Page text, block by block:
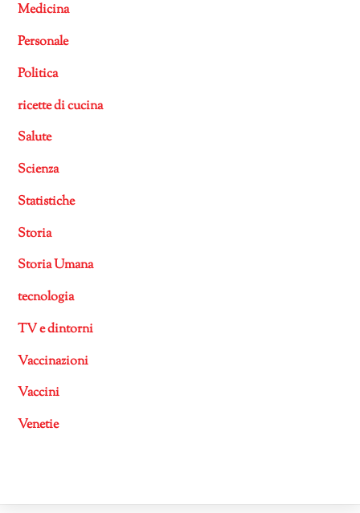
Medicina
Personale
Politica
ricette di cucina
Salute
Scienza
Statistiche
Storia
Storia Umana
tecnologia
TV e dintorni
Vaccinazioni
Vaccini
Venetie